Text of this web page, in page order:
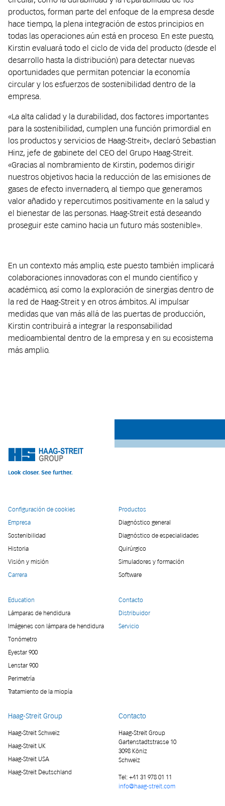
productos, forman parte del enfoque de la empresa desde
hace tiempo, la plena integración de estos principios en
todas las operaciones aún está en proceso. En este puesto,
Kirstin evaluará todo el ciclo de vida del producto (desde el
desarrollo hasta la distribución) para detectar nuevas
oportunidades que permitan potenciar la economía
circular y los esfuerzos de sostenibilidad dentro de la
empresa.
«La alta calidad y la durabilidad, dos factores importantes
para la sostenibilidad, cumplen una función primordial en
los productos y servicios de Haag-Streit», declaró Sebastian
Hinz, jefe de gabinete del CEO del Grupo Haag-Streit.
«Gracias al nombramiento de Kirstin, podemos dirigir
nuestros objetivos hacia la reducción de las emisiones de
gases de efecto invernadero, al tiempo que generamos
valor añadido y repercutimos positivamente en la salud y
el bienestar de las personas. Haag-Streit está deseando
proseguir este camino hacia un futuro más sostenible».
En un contexto más amplio, este puesto también implicará
colaboraciones innovadoras con el mundo científico y
académico, así como la exploración de sinergias dentro de
la red de Haag-Streit y en otros ámbitos. Al impulsar
medidas que van más allá de las puertas de producción,
Kirstin contribuirá a integrar la responsabilidad
medioambiental dentro de la empresa y en su ecosistema
más amplio.
Configuración de cookies
Empresa
Sostenibilidad
Historia
Visión y misión
Carrera
Productos
Diagnóstico general
Diagnóstico de especialidades
Quirúrgico
Simuladores y formación
Software
Education
Lámparas de hendidura
Imágenes con lámpara de hendidura
Tonómetro
Eyestar 900
Lenstar 900
Perimetría
Tratamiento de la miopía
Contacto
Distribuidor
Servicio
Haag-Streit Group
Haag-Streit Schweiz
Haag-Streit UK
Haag-Streit USA
Haag-Streit Deutschland
Contacto
Haag-Streit Group
Gartenstadtstrasse 10
3098 Köniz
Schweiz
Tel: +41 31 978 01 11
info@haag-streit.com